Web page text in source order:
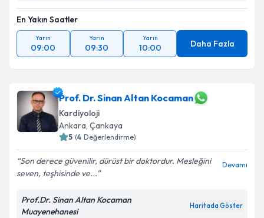
En Yakın Saatler
Yarın
09:00
Yarın
09:30
Yarın
10:00 Daha Fazla
Prof. Dr. Sinan Altan Kocaman
Kardiyoloji
Ankara, Çankaya
5 (4 Değerlendirme)
Son derece güvenilir, dürüst bir doktordur. Mesleğini
seven, teşhisinde ve...
Devamı
Prof.Dr. Sinan Altan Kocaman
Muayenehanesi
Haritada Göster